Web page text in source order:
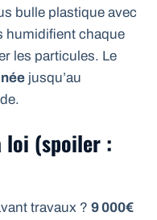
bulle plastique avec
humidifient chaque
les particules. Le
jusqu’au
loi (spoiler :
travaux ? 9 000€